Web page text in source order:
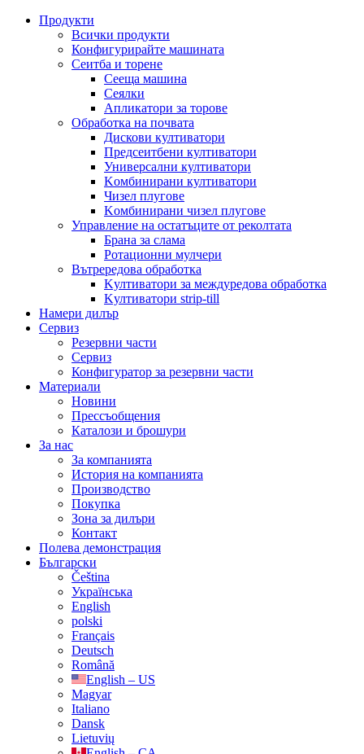
Продукти
Всички продукти
Конфигурирайте машината
Сеитба и торене
Cееща машина
Cеялки
Апликатори за торове
Обработка на почвата
Дискови култиватори
Предсеитбени култиватори
Универсални култиватори
Kомбинирани култиватори
Чизел плугове
Kомбинирани чизел плугове
Управление на остатъците от реколтата
Брана за слама
Pотационни мулчери
Вътрередова обработка
Kултиватори за междуредова обработка
Kултиватори strip-till
Намери дилър
Сервиз
Резервни части
Сервиз
Конфигуратор за резервни части
Материали
Новини
Прессъобщения
Каталози и брошури
За нас
За компанията
История на компанията
Производство
Покупка
Зона за дилъри
Контакт
Полева демонстрация
Български
Čeština
Українська
English
polski
Français
Deutsch
Română
English – US
Magyar
Italiano
Dansk
Lietuvių